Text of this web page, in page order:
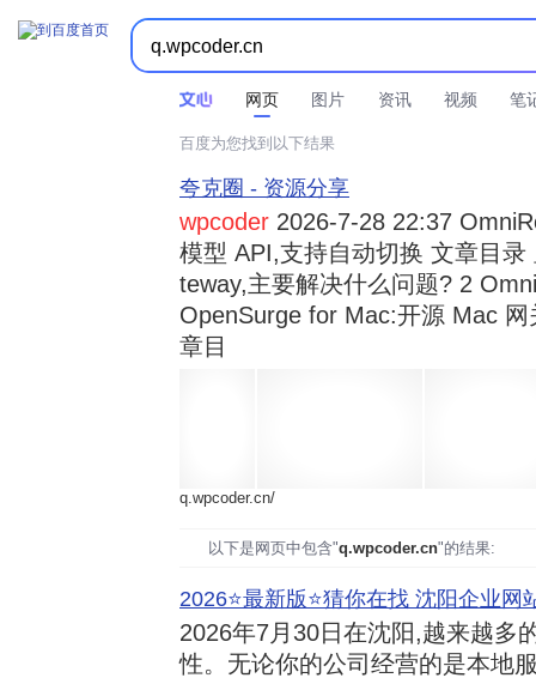
网页 图片 资讯 视频 笔
时间不限  所有网页和文件  站点内检索 
百度为您找到以下结果
夸克圈 - 资源分享
wpcoder 2026-7-28 22:37
模型 API,支持自动切换 文章目
teway,主要解决什么问题? 2
OpenSurge for Mac:开源 Mac
章目
q.wpcoder.cn/
以下是网页中包含"q.wpcoder.cn"的结果:
2026⭐️最新版⭐️猜你在找 沈阳企业网
2026年7月30日在沈阳,越来越多
性。无论你的公司经营的是本地